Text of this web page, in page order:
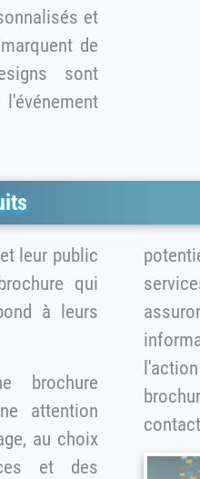
et
de
sont
leur public
à leurs
attention
et des
potentiels
assurons
l'action sont bien visibles